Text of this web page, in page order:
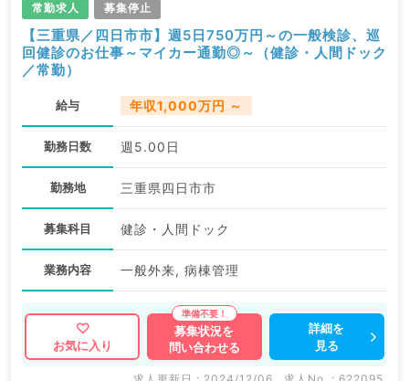
常勤求人 募集停止
【三重県／四日市市】週5日750万円～の一般検診、巡
回健診のお仕事～マイカー通勤◎～（健診・人間ドック
／常勤）
給与 年収1,000万円 ～
勤務日数 週5.00日
勤務地 三重県四日市市
募集科目 健診・人間ドック
業務内容 一般外来, 病棟管理
お気に入り
募集状況を
問い合わせる
詳細を
見る